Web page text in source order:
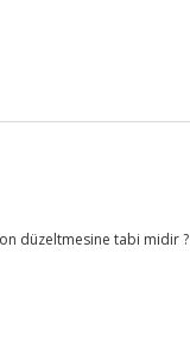
düzeltmesine tabi midir ?